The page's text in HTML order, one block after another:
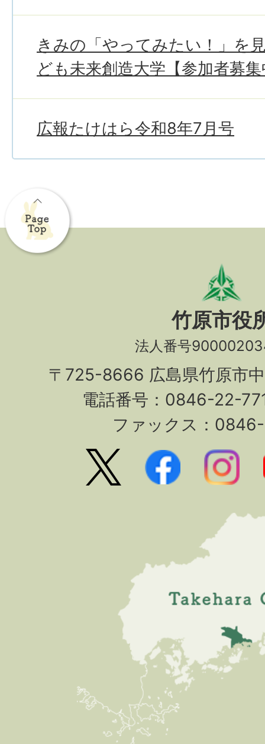
きみの「やってみたい！」を
ども未来創造大学【参加者募
広報たけはら令和8年7月号
竹原市役
法人番号
〒725-8666 広島県竹原市
電話番号：0846-22-
ファックス：